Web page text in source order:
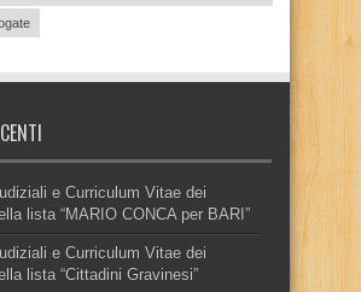
e Curriculum Vitae dei
lista “MARIO CONCA per BARI”
e Curriculum Vitae dei
lista “Cittadini Gravinesi”